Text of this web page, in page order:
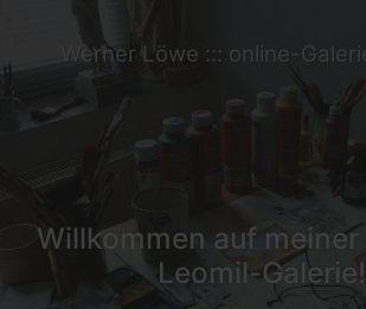
Werner Löwe ::: online-
Willkommen auf
Leomil-